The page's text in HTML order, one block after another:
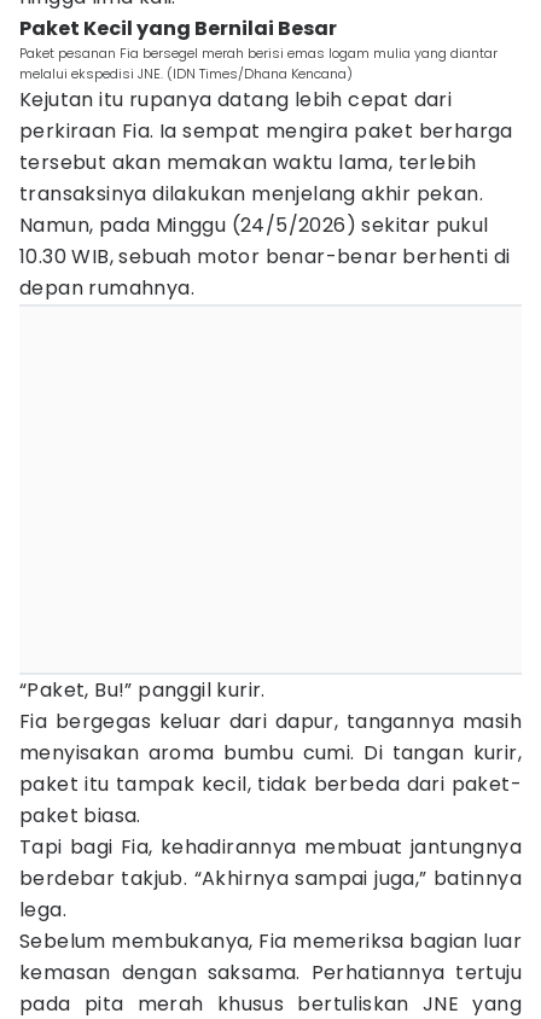
Paket Kecil yang Bernilai Besar
Paket pesanan Fia bersegel merah berisi emas logam mulia yang diantar
melalui ekspedisi JNE. (IDN Times/Dhana Kencana)
Kejutan itu rupanya datang lebih cepat dari
perkiraan Fia. Ia sempat mengira paket berharga
tersebut akan memakan waktu lama, terlebih
transaksinya dilakukan menjelang akhir pekan.
Namun, pada Minggu (24/5/2026) sekitar pukul
10.30 WIB, sebuah motor benar-benar berhenti di
depan rumahnya.
“Paket, Bu!” panggil kurir.
Fia bergegas keluar dari dapur, tangannya masih
menyisakan aroma bumbu cumi. Di tangan kurir,
paket itu tampak kecil, tidak berbeda dari paket-
paket biasa.
Tapi bagi Fia, kehadirannya membuat jantungnya
berdebar takjub. “Akhirnya sampai juga,” batinnya
lega.
Sebelum membukanya, Fia memeriksa bagian luar
kemasan dengan saksama. Perhatiannya tertuju
pada pita merah khusus bertuliskan JNE yang